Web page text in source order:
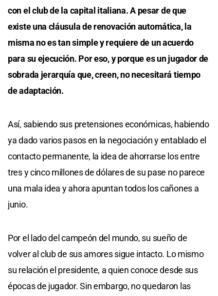
con el club de la capital italiana. A pesar de que
existe una cláusula de renovación automática, la
misma no es tan simple y requiere de un acuerdo
para su ejecución. Por eso, y porque es un jugador de
sobrada jerarquía que, creen, no necesitará tiempo
de adaptación.
Así, sabiendo sus pretensiones económicas, habiendo
ya dado varios pasos en la negociación y entablado el
contacto permanente, la idea de ahorrarse los entre
tres y cinco millones de dólares de su pase no parece
una mala idea y ahora apuntan todos los cañones a
junio.
Por el lado del campeón del mundo, su sueño de
volver al club de sus amores sigue intacto. Lo mismo
su relación el presidente, a quien conoce desde sus
épocas de jugador. Sin embargo, no quedaron las